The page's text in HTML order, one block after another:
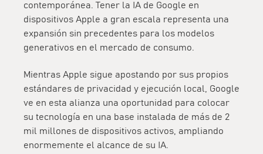
contemporánea. Tener la IA de Google en
dispositivos Apple a gran escala representa una
expansión sin precedentes para los modelos
generativos en el mercado de consumo.
Mientras Apple sigue apostando por sus propios
estándares de privacidad y ejecución local, Google
ve en esta alianza una oportunidad para colocar
su tecnología en una base instalada de más de 2
mil millones de dispositivos activos, ampliando
enormemente el alcance de su IA.